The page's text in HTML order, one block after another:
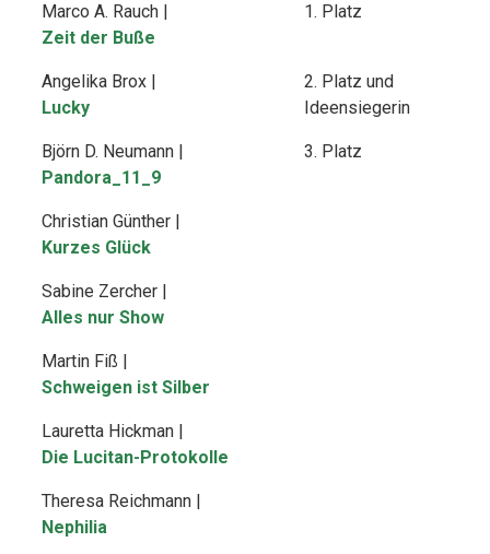
Marco A. Rauch |
Zeit der Buße
1. Platz
Angelika Brox |
Lucky
2. Platz und
Ideensiegerin
Björn D. Neumann |
Pandora_11_9
3. Platz
Christian Günther |
Kurzes Glück
Sabine Zercher |
Alles nur Show
Martin Fiß |
Schweigen ist Silber
Lauretta Hickman |
Die Lucitan-Protokolle
Theresa Reichmann |
Nephilia